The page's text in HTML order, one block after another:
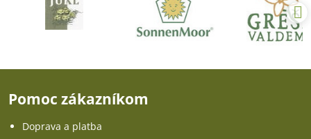
Pomoc zákazníkom
Doprava a platba